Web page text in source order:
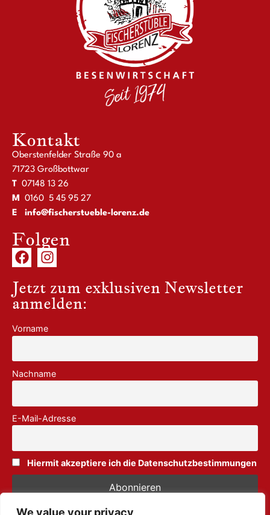
We value your privacy
Kontakt
Oberstenfelder Straße 90 a
71723 Großbottwar
T 07148 13 26
M 0160 5 45 95 27
E
info@fischerstueble-lorenz.de
Folgen
Jetzt zum exklusiven Newsletter
anmelden:
Vorname
Nachname
E-Mail-Adresse
Hiermit akzeptiere ich die Datenschutzbestimmungen